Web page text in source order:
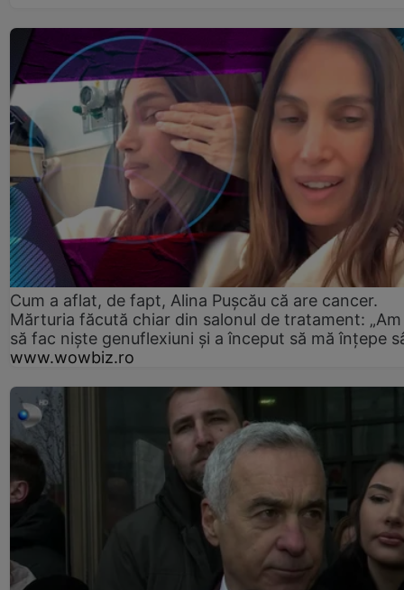
Cum a aflat, de fapt, Alina Pușcău că are cancer.
Mărturia făcută chiar din salonul de tratament:
să fac niște genuflexiuni și a început să mă înțepe
www.wowbiz.ro